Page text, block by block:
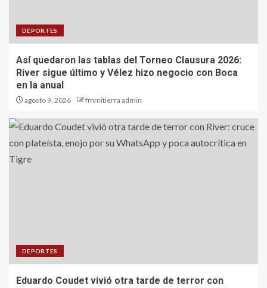
DEPORTES
Así quedaron las tablas del Torneo Clausura 2026:
River sigue último y Vélez hizo negocio con Boca
en la anual
agosto 9, 2026 fmmitierra admin
DEPORTES
Eduardo Coudet vivió otra tarde de terror con